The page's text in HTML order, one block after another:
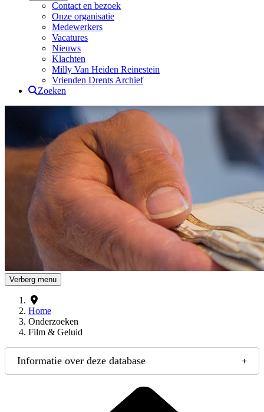
Contact en bezoek
Onze organisatie
Medewerkers
Vacatures
Nieuws
Klachten
Milly Van Heiden Reinestein
Vrienden Drents Archief
Zoeken
Drents Archief
Verberg menu
Home
Onderzoeken
Film & Geluid
Informatie over deze database